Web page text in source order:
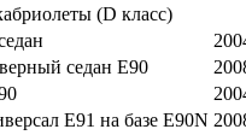
(D класс)
седан E90
E91 на базе E90N